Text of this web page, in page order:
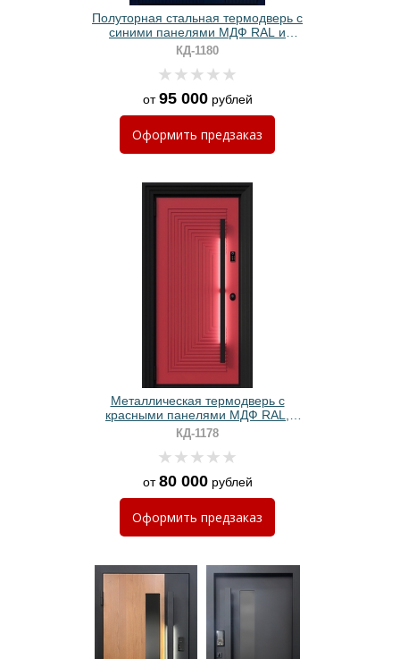
Полуторная стальная термодверь с
синими панелями МДФ RAL и
ручкой с LED-подсветкой
КД-1180
от95 000рублей
Оформить предзаказ
Металлическая термодверь с
красными панелями МДФ RAL,
черными наличниками и длинной
ручкой
КД-1178
от80 000рублей
Оформить предзаказ